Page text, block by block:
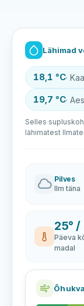
Lähimad
18,1 °C·
19,7 °C·
Selles
lähimatest
Pilves
Ilm täna
25° /
Päeva
madal